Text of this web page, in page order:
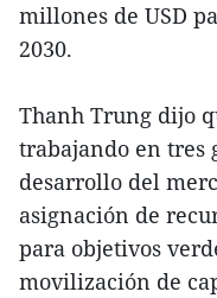
millones de USD
2030.
Thanh Trung dijo
trabajando en tres
desarrollo del
asignación de
para objetivos
movilización de